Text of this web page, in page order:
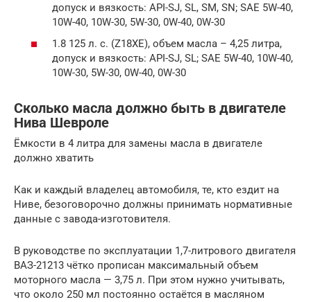
допуск и вязкость: API-SJ, SL, SM, SN; SAE 5W-40,
10W-40, 10W-30, 5W-30, 0W-40, 0W-30
1.8 125 л. с. (Z18XE), объем масла – 4,25 литра,
допуск и вязкость: API-SJ, SL; SAE 5W-40, 10W-40,
10W-30, 5W-30, 0W-40, 0W-30
Сколько масла должно быть в двигателе
Нива Шевроле
Ёмкости в 4 литра для замены масла в двигателе
должно хватить
Как и каждый владелец автомобиля, те, кто ездит на
Ниве, безоговорочно должны принимать нормативные
данные с завода-изготовителя.
В руководстве по эксплуатации 1,7-литрового двигателя
ВАЗ-21213 чётко прописан максимальный объем
моторного масла — 3,75 л. При этом нужно учитывать,
что около 250 мл постоянно остаётся в масляном